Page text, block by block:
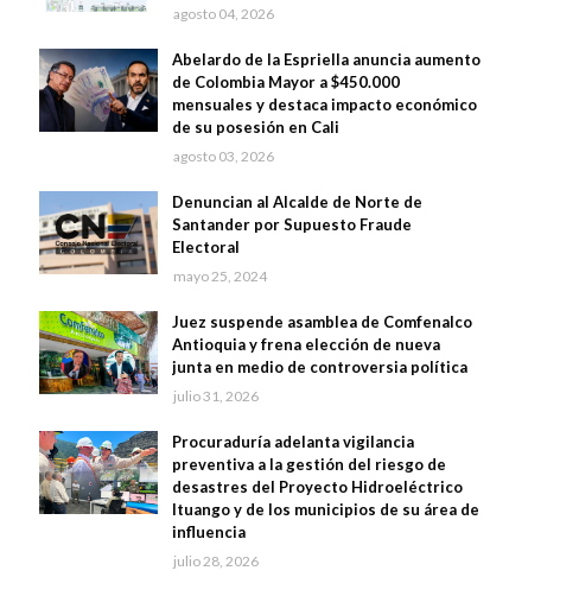
agosto 04, 2026
Abelardo de la Espriella anuncia aumento
de Colombia Mayor a $450.000
mensuales y destaca impacto económico
de su posesión en Cali
agosto 03, 2026
Denuncian al Alcalde de Norte de
Santander por Supuesto Fraude
Electoral
mayo 25, 2024
Juez suspende asamblea de Comfenalco
Antioquia y frena elección de nueva
junta en medio de controversia política
julio 31, 2026
Procuraduría adelanta vigilancia
preventiva a la gestión del riesgo de
desastres del Proyecto Hidroeléctrico
Ituango y de los municipios de su área de
influencia
julio 28, 2026